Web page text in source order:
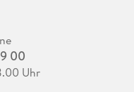
00
Uhr